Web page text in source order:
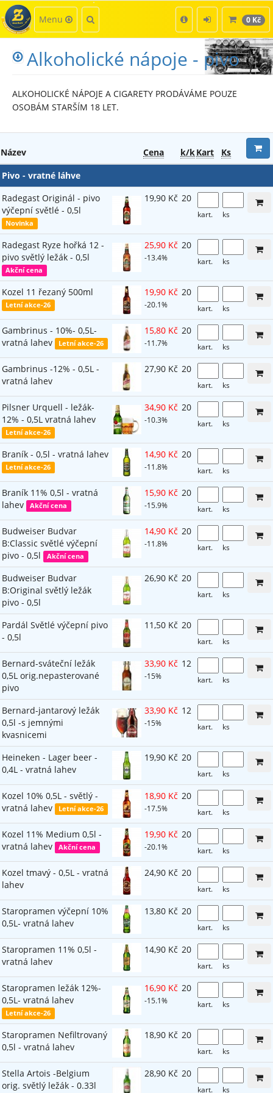
Kategorie
Menu Hledat 0 Kč
Alkoholické nápoje - pivo
ALKOHOLICKÉ NÁPOJE A CIGARETY PRODÁVÁME POUZE
OSOBÁM STARŠÍM 18 LET.
Název Cena k/kKart
Ks
Pivo - vratné láhve
Radegast Originál - pivo
výčepní světlé - 0,5l
Novinka
19,90 Kč 20
kart. ks
Radegast Ryze hořká 12 -
pivo světlý ležák - 0,5l
Akční cena
25,90 Kč
-13.4%
20
kart. ks
Kozel 11 řezaný 500ml
Letní akce-26
19,90 Kč
-20.1%
20
kart. ks
Gambrinus - 10%- 0,5L-
vratná lahev
Letní akce-26
15,80 Kč
-11.7%
20
kart. ks
Gambrinus -12% - 0,5L -
vratná lahev
27,90 Kč 20
kart. ks
Pilsner Urquell - ležák-
12% - 0,5L vratná lahev
Letní akce-26
34,90 Kč
-10.3%
20
kart. ks
Braník - 0,5l - vratná lahev
Letní akce-26
14,90 Kč
-11.8%
20
kart. ks
Braník 11% 0,5l - vratná
lahev
Akční cena
15,90 Kč
-15.9%
20
kart. ks
Budweiser Budvar
B:Classic světlé výčepní
pivo - 0,5l
Akční cena
14,90 Kč
-11.8%
20
kart. ks
Budweiser Budvar
B:Original světlý ležák
pivo - 0,5l
26,90 Kč 20
kart. ks
Pardál Světlé výčepní pivo
- 0,5l
11,50 Kč 20
kart. ks
Bernard-sváteční ležák
0,5L orig.nepasterované
pivo
33,90 Kč
-15%
12
kart. ks
Bernard-jantarový ležák
0,5l -s jemnými
kvasnicemi
33,90 Kč
-15%
12
kart. ks
Heineken - Lager beer -
0,4L - vratná lahev
19,90 Kč 20
kart. ks
Kozel 10% 0,5L - světlý -
vratná lahev
Letní akce-26
18,90 Kč
-17.5%
20
kart. ks
Kozel 11% Medium 0,5l -
vratná lahev
Akční cena
19,90 Kč
-20.1%
20
kart. ks
Kozel tmavý - 0,5L - vratná
lahev
24,90 Kč 20
kart. ks
Staropramen výčepní 10%
0,5L- vratná lahev
13,80 Kč 20
kart. ks
Staropramen 11% 0,5l -
vratná lahev
14,90 Kč 20
kart. ks
Staropramen ležák 12%-
0,5L- vratná lahev
Letní akce-26
16,90 Kč
-15.1%
20
kart. ks
Staropramen Nefiltrovaný
0,5l - vratná lahev
18,90 Kč 20
kart. ks
Stella Artois -Belgium
orig. světlý ležák - 0.33l
28,90 Kč 20
kart. ks